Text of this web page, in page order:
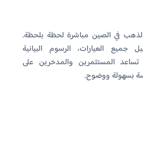
في الصين مباشرة لحظة بلحظة.
العيارات، الرسوم البيانية
تساعد المستثمرين والمدخرين على
بسهولة ووضوح.